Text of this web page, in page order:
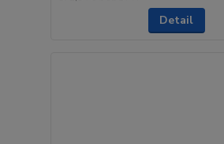
Detail